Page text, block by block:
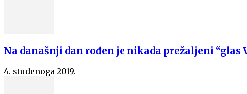
Na današnji dan rođen je nikada prežaljeni “glas
4. studenoga 2019.